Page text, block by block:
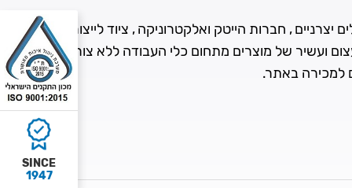
SINCE
1947
, חברות הייטק ואלקטרוניקה , ציוד לייצור
ועשיר של מוצרים מתחום כלי העבודה ללא צורך
למכירה באתר.